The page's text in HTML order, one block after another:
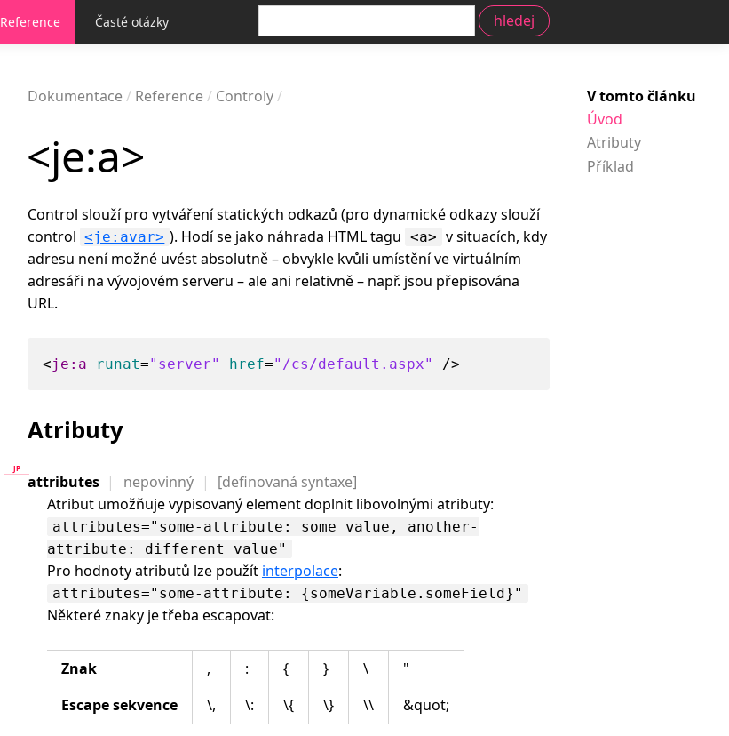
Reference Časté otázky
Dokumentace Reference Controly
<je:a>
Control slouží pro vytváření statických odkazů (pro dynamické odkazy slouží
control <je:avar> ). Hodí se jako náhrada HTML tagu <a> v situacích, kdy
adresu není možné uvést absolutně – obvykle kvůli umístění ve virtuálním
adresáři na vývojovém serveru – ale ani relativně – např. jsou přepisována
URL.
<je:a runat="server" href="/cs/default.aspx" />
Atributy
attributes nepovinný
[definovaná syntaxe]
Atribut umožňuje vypisovaný element doplnit libovolnými atributy:
attributes="some-attribute: some value, another-
attribute: different value"
Pro hodnoty atributů lze použít interpolace:
attributes="some-attribute: {someVariable.someField}"
Některé znaky je třeba escapovat:
Znak , : { } \
"
Escape sekvence
\, \: \{ \} \\ &quot;
V tomto článku
Úvod
Atributy
Příklad